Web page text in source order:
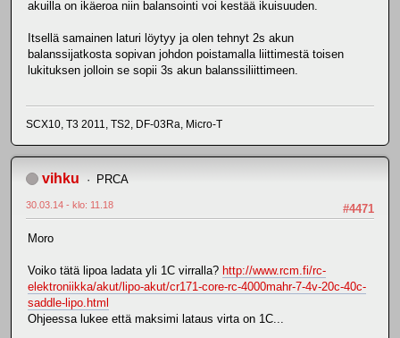
akuilla on ikäeroa niin balansointi voi kestää ikuisuuden.
Itsellä samainen laturi löytyy ja olen tehnyt 2s akun
balanssijatkosta sopivan johdon poistamalla liittimestä toisen
lukituksen jolloin se sopii 3s akun balanssiliittimeen.
SCX10, T3 2011, TS2, DF-03Ra, Micro-T
vihku PRCA
#4471
30.03.14 - klo: 11.18
Moro
Voiko tätä lipoa ladata yli 1C virralla? http://www.rcm.fi/rc-
elektroniikka/akut/lipo-akut/cr171-core-rc-4000mahr-7-4v-20c-40c-
saddle-lipo.html
Ohjeessa lukee että maksimi lataus virta on 1C...